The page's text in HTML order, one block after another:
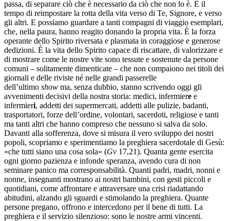
passa, di separare ciò che è necessario da ciò che non lo è. È il
tempo di reimpostare la rotta della vita verso di Te, Signore, e verso
gli altri. E possiamo guardare a tanti compagni di viaggio esemplari,
che, nella paura, hanno reagito donando la propria vita. È la forza
operante dello Spirito riversata e plasmata in coraggiose e generose
dedizioni. È la vita dello Spirito capace di riscattare, di valorizzare e
di mostrare come le nostre vite sono tessute e sostenute da persone
comuni – solitamente dimenticate – che non compaiono nei titoli dei
giornali e delle riviste né nelle grandi passerelle
dell’ultimo show ma, senza dubbio, stanno scrivendo oggi gli
avvenimenti decisivi della nostra storia: medici, infermiere e
infermieri, addetti dei supermercati, addetti alle pulizie, badanti,
trasportatori, forze dell’ordine, volontari, sacerdoti, religiose e tanti
ma tanti altri che hanno compreso che nessuno si salva da solo.
Davanti alla sofferenza, dove si misura il vero sviluppo dei nostri
popoli, scopriamo e sperimentiamo la preghiera sacerdotale di Gesù:
«che tutti siano una cosa sola» (Gv 17,21). Quanta gente esercita
ogni giorno pazienza e infonde speranza, avendo cura di non
seminare panico ma corresponsabilità. Quanti padri, madri, nonni e
nonne, insegnanti mostrano ai nostri bambini, con gesti piccoli e
quotidiani, come affrontare e attraversare una crisi riadattando
abitudini, alzando gli sguardi e stimolando la preghiera. Quante
persone pregano, offrono e intercedono per il bene di tutti. La
preghiera e il servizio silenzioso: sono le nostre armi vincenti.